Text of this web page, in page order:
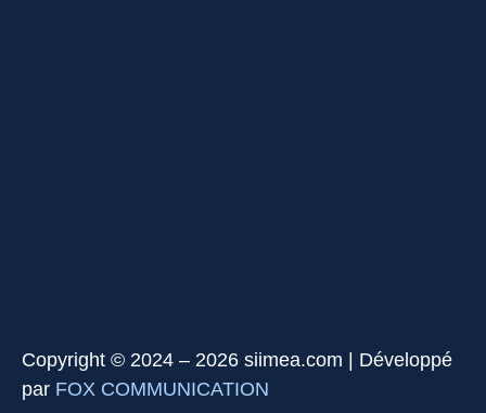
Copyright © 2024 – 2026 siimea.com | Développé
par FOX COMMUNICATION